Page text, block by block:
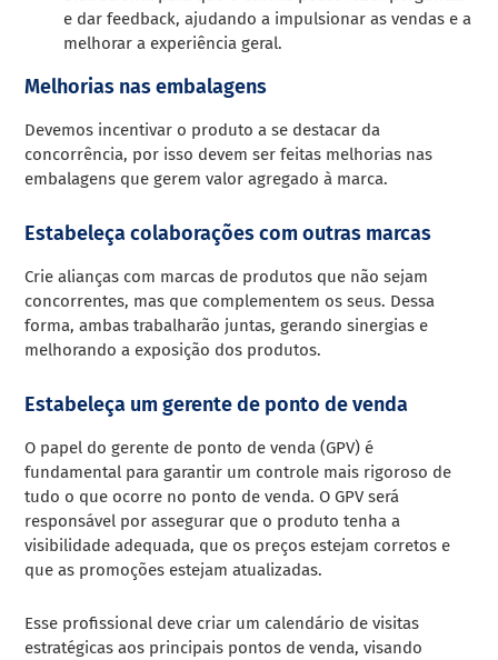
e dar feedback, ajudando a impulsionar as vendas e a
melhorar a experiência geral.
Melhorias nas embalagens
Devemos incentivar o produto a se destacar da
concorrência, por isso devem ser feitas melhorias nas
embalagens que gerem valor agregado à marca.
Estabeleça colaborações com outras marcas
Crie alianças com marcas de produtos que não sejam
concorrentes, mas que complementem os seus. Dessa
forma, ambas trabalharão juntas, gerando sinergias e
melhorando a exposição dos produtos.
Estabeleça um gerente de ponto de venda
O papel do gerente de ponto de venda (GPV) é
fundamental para garantir um controle mais rigoroso de
tudo o que ocorre no ponto de venda. O GPV será
responsável por assegurar que o produto tenha a
visibilidade adequada, que os preços estejam corretos e
que as promoções estejam atualizadas.
Esse profissional deve criar um calendário de visitas
estratégicas aos principais pontos de venda, visando